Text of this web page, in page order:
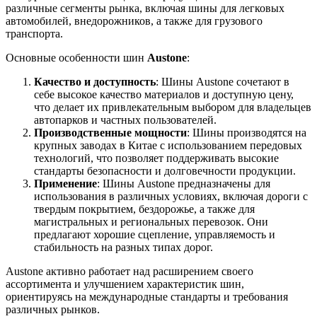
различные сегменты рынка, включая шины для легковых
автомобилей, внедорожников, а также для грузового
транспорта.
Основные особенности шин Austone:
Качество и доступность: Шины Austone сочетают в
себе высокое качество материалов и доступную цену,
что делает их привлекательным выбором для владельцев
автопарков и частных пользователей.
Производственные мощности: Шины производятся на
крупных заводах в Китае с использованием передовых
технологий, что позволяет поддерживать высокие
стандарты безопасности и долговечности продукции.
Применение: Шины Austone предназначены для
использования в различных условиях, включая дороги с
твердым покрытием, бездорожье, а также для
магистральных и региональных перевозок. Они
предлагают хорошие сцепление, управляемость и
стабильность на разных типах дорог.
Austone активно работает над расширением своего
ассортимента и улучшением характеристик шин,
ориентируясь на международные стандарты и требования
различных рынков.